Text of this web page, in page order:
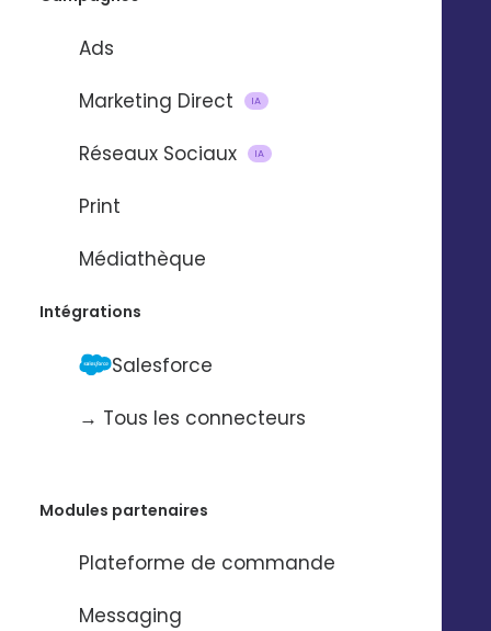
Ads
Marketing Direct
IA
Réseaux Sociaux IA
Print
Médiathèque
Intégrations
Salesforce
→ Tous les connecteurs
Modules partenaires
Plateforme de commande
Messaging
Le social to store avec
Digitaleo